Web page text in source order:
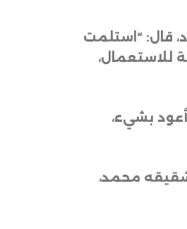
قال: “استلمت
بها أي تاجر. فقط 200 شيكل كانت صالحة للاستعمال،
بشيء،
محمد،